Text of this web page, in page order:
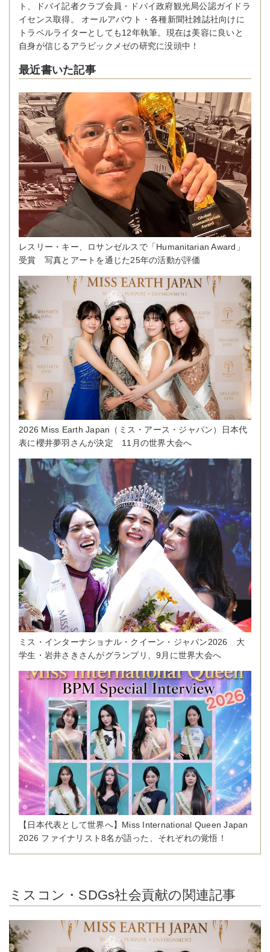
ト、ドバイ記者クラブ会員・ドバイ政府観光局公認ガイドラ
イセンス取得。 オールアバウト・各種新聞社雑誌社向けに
トラベルライターとしても12年執筆。現在は美容に良いと
自身が信じるアラビックメゼの研究に没頭中！
最近書いた記事
レスリー・キー、ロサンゼルスで「Humanitarian Award」
受賞 写真とアートを通じた25年の活動が評価
2026 Miss Earth Japan（ミス・アース・ジャパン）日本代
表に櫻井夢羽さんが決定 11月の世界大会へ
ミス・インターナショナル・クイーン・ジャパン2026 大
学生・岩井さきさんがグランプリ、9月に世界大会へ
【日本代表として世界へ】Miss International Queen Japan
2026 ファイナリスト8名が語った、それぞれの覚悟！
ミスコン・SDGs社会貢献の関連記事